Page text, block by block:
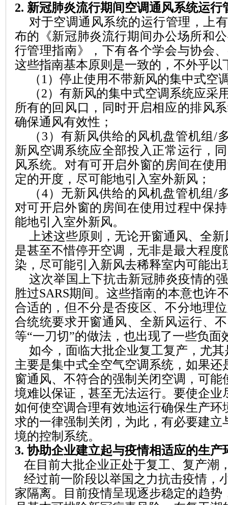
2. 新冠肺炎流行期间空调通风系统运行
对于空调通风系统的运行管理，上
布的《新冠肺炎流行期间办公场所和
行管理指南》，下有各个学会与协会
这些指南基本原则是一致的，不外乎以
（1 ） 停止使用不带新风的集中式空
（2） 有新风的集中式空调系统应采
所有的回风口，同时开启相应的排风
确保通风有效性 ；
（3） 有新风供给的风机盘管机组 /
新风空调系统应全部投入正常运行，
风系统。对有可开启外窗的房间在使
定的开度，尽可能地引入室外新风 ；
（4） 无新风供给的风机盘管机组 /
对可开启外窗的房间在使用过程中保
能地引入室外新风。
上述这些原则，无论开窗通风、全
是甚至不惜停开空调，无非是最大程度
染，尽可能引入新风去稀释室内可能出
这次举国上下抗击新冠肺炎疫情的
胜过SARS期间。这些指南的本意也许
合适的，但不分是否疫区、不分地理
合统统要求开窗通风、全新风运行、
等“一刀切”的做法，也出现了一些负面
如今，面临大批企业复工复产，尤
主要是集中式全空气空调系统，如果还
窗通风、不符合的强制关闭空调，可能
境难以保证，甚至无法运行。要使企业
如何使空调合理有效地运行确保生产环
求的一律强制关闭 ，为此，有必要建立
境的控制系统。
3. 协助企业建立起与疫情相适应的生产
在目前大批企业正处于复工、复产潮
经过前一阶段以举国之力抗击疫情，
家隔离。目前疫情呈现逐步稳定的趋势